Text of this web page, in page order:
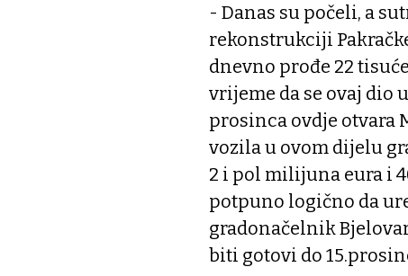
- Danas su počeli, a
rekonstrukciji
dnevno prođe 22
vrijeme da se ovaj dio
prosinca ovdje otvara
vozila u ovom dijelu
2 i pol milijuna eura i
potpuno logično da
gradonačelnik
biti gotovi do